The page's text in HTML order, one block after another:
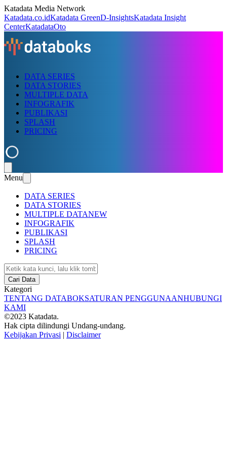
Katadata Media Network
Katadata.co.idKatadata GreenD-InsightsKatadata Insight
CenterKatadataOto
DATA SERIES
DATA STORIES
MULTIPLE DATA
INFOGRAFIK
PUBLIKASI
SPLASH
PRICING
Menu
DATA SERIES
DATA STORIES
MULTIPLE DATANEW
INFOGRAFIK
PUBLIKASI
SPLASH
PRICING
Cari Data
Kategori
TENTANG DATABOKSATURAN PENGGUNAANHUBUNGI
KAMI
©2023 Katadata.
Hak cipta dilindungi Undang-undang.
Kebijakan Privasi | Disclaimer